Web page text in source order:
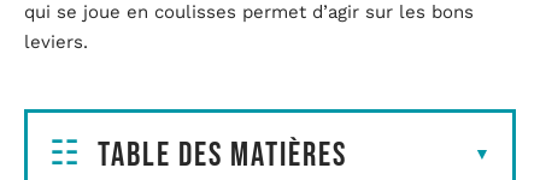
qui se joue en coulisses permet d’agir sur les bons
leviers.
Table des matières